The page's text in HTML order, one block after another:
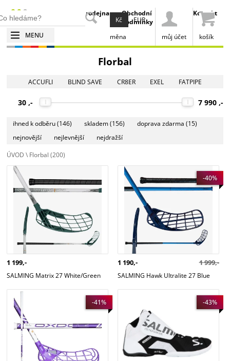
Klubová
spolupráce
Prodejna
Obchodní
podmínky
Kontakt
MENU
Kč
EUR
měna
můj účet košík
Florbal
ACCUFLI BLIND SAVE CR8ER EXEL
FATPIPE
JADBERG
POUKAR
REALSTICK
SULOV
TEMPISH
TRIX UNIHOC WINNWELL X3M
30 ,- 7 990 ,-
ihned k odběru(146) skladem(156) doprava zdarma (15)
nejnovější
nejlevnější
nejdražší
ÚVOD \ Florbal(200)
SALMING Matrix 27 White/Green
1 199,-
SALMING Matrix 27 White/Green
SALMING Hawk Ultralite 27 Blue
-40%
1 190,- 1 999,-
SALMING Hawk Ultralite 27 Blue
OXDOG Zero HES 29 UV MB Round
-41%
SALMING Slide 5 Goalie Shoe
-43%